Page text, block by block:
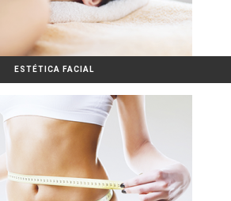
ESTÉTICA FACIAL